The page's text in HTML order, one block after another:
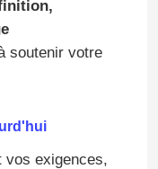
soutenir votre
vos exigences,